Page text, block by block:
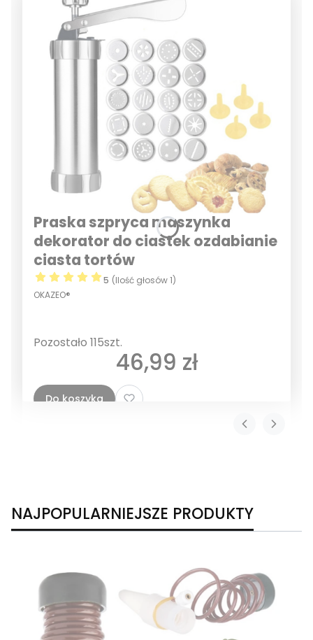
Praska szpryca maszynka
dekorator do ciastek ozdabianie
ciasta tortów
5 (Ilość głosów 1)
OKAZEO®
Pozostało 115szt.
Cena
46,99 zł
Do koszyka
NAJPOPULARNIEJSZE PRODUKTY